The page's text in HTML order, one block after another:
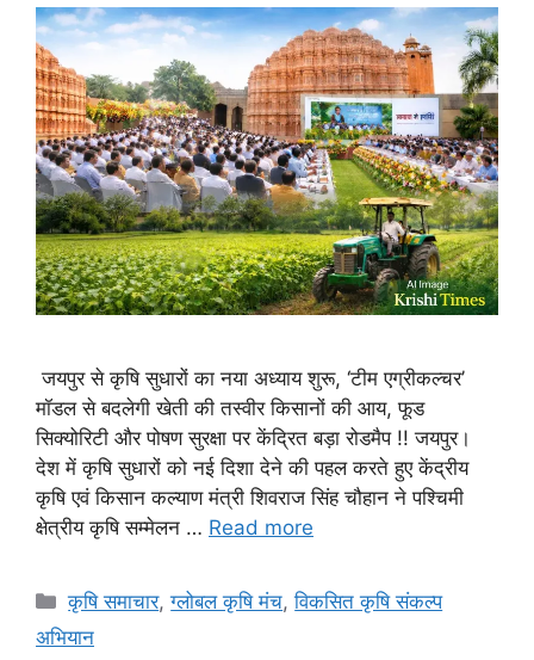
जयपुर से कृषि सुधारों का नया अध्याय शुरू, ‘टीम एग्रीकल्चर’
मॉडल से बदलेगी खेती की तस्वीर किसानों की आय, फूड
सिक्योरिटी और पोषण सुरक्षा पर केंद्रित बड़ा रोडमैप !! जयपुर।
देश में कृषि सुधारों को नई दिशा देने की पहल करते हुए केंद्रीय
कृषि एवं किसान कल्याण मंत्री शिवराज सिंह चौहान ने पश्चिमी
क्षेत्रीय कृषि सम्मेलन … Read more
कृषि समाचार,ग्लोबल कृषि मंच,विकसित कृषि संकल्प
अभियान